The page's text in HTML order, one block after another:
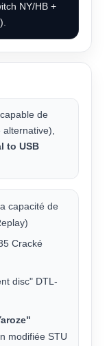
NY/HB +
de
to USB
capacité de
Cracké
disc" DTL-
modifiée STU